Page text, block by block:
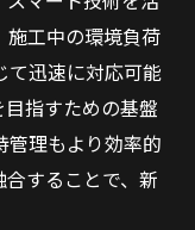
施工中の環境負荷
て迅速に対応可能
指すための基盤
管理もより効率的
することで、新